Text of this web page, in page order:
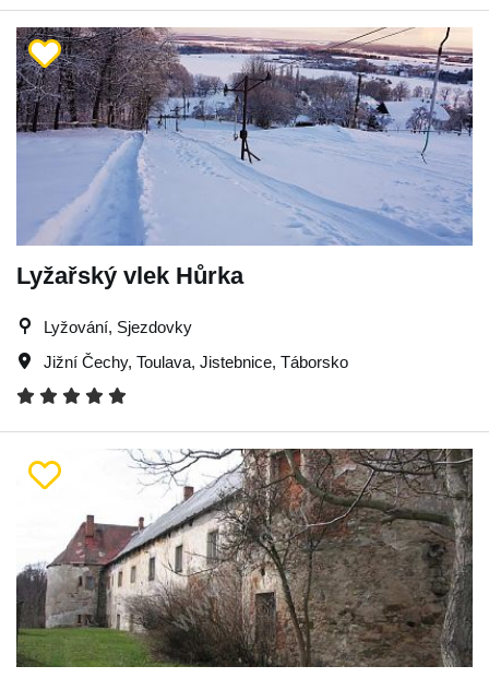
Lyžařský vlek Hůrka
Lyžování, Sjezdovky
Jižní Čechy, Toulava, Jistebnice, Táborsko